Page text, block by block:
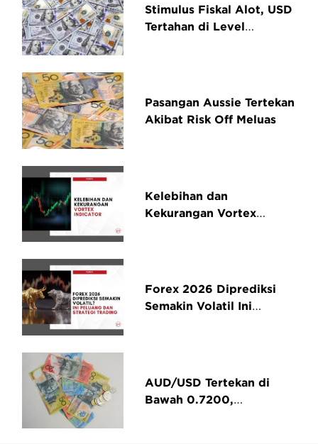
Stimulus Fiskal Alot, USD
Tertahan di Level
Pasangan Aussie Tertekan
Akibat Risk Off Meluas
Kelebihan dan
Kekurangan Vortex
Forex 2026 Diprediksi
Semakin Volatil Ini
AUD/USD Tertekan di
Bawah 0.7200,